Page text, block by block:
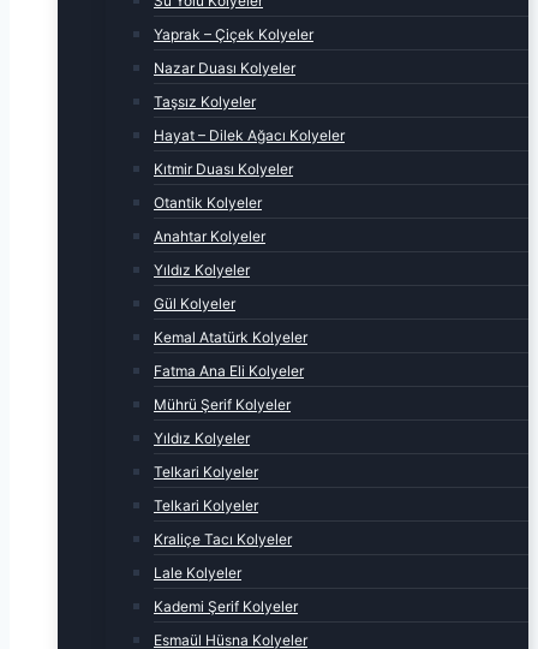
Yaprak – Çiçek Kolyeler
Nazar Duası Kolyeler
Taşsız Kolyeler
Hayat – Dilek Ağacı Kolyeler
Kıtmir Duası Kolyeler
Otantik Kolyeler
Anahtar Kolyeler
Yıldız Kolyeler
Gül Kolyeler
Kemal Atatürk Kolyeler
Fatma Ana Eli Kolyeler
Mührü Şerif Kolyeler
Yıldız Kolyeler
Telkari Kolyeler
Telkari Kolyeler
Kraliçe Tacı Kolyeler
Lale Kolyeler
Kademi Şerif Kolyeler
Esmaül Hüsna Kolyeler